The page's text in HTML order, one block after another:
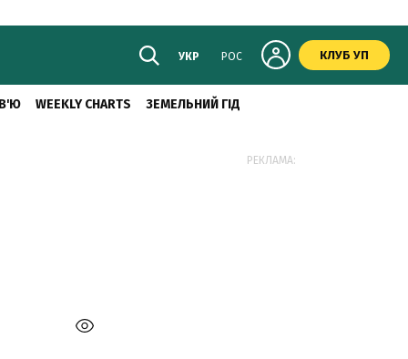
УКР РОС КЛУБ УП
WEEKLY CHARTS ЗЕМЕЛЬНИЙ ГІД
РЕКЛАМА: